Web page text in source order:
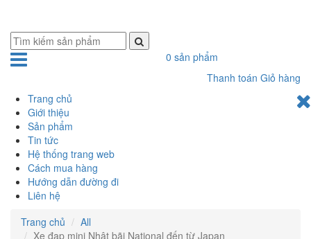
0 sản phẩm
Thanh toán Giỏ hàng
Trang chủ
Giới thiệu
Sản phẩm
Tin tức
Hệ thống trang web
Cách mua hàng
Hướng dẫn đường đi
Liên hệ
Trang chủ
All
Xe đạp mini Nhật bãi National đến từ Japan